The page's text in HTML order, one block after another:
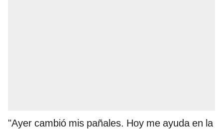
"Ayer cambió mis pañales. Hoy me ayuda en la